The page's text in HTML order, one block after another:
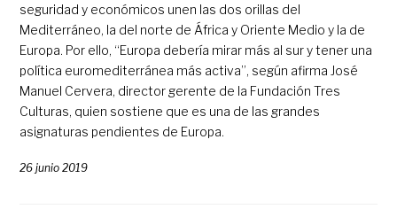
seguridad y económicos unen las dos orillas del
Mediterráneo, la del norte de África y Oriente Medio y la de
Europa. Por ello, “Europa debería mirar más al sur y tener una
política euromediterránea más activa”, según afirma José
Manuel Cervera, director gerente de la Fundación Tres
Culturas, quien sostiene que es una de las grandes
asignaturas pendientes de Europa.
26 junio 2019